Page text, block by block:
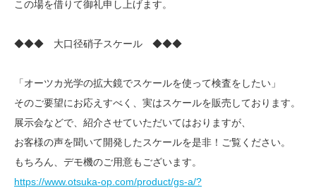
この場を借りて御礼申し上げます。
◆◆◆ 大口径硝子スケール ◆◆◆
「オーツカ光学の拡大鏡でスケールを使って検査をしたい」
そのご要望にお応えすべく、実はスケールを販売しております。
展示会などで、紹介させていただいてはおりますが、
お客様の声を聞いて開発したスケールを是非！ご覧ください。
もちろん、デモ機のご用意もございます。
https://www.otsuka-op.com/product/gs-a/?